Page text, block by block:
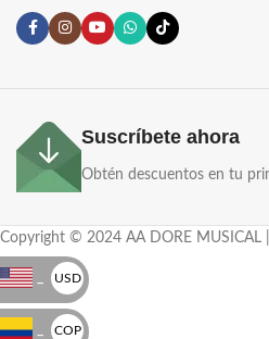
Suscríbete ahora
Obtén descuentos en tu
Copyright © 2024 AA DORE MUSICAL
USD
$
COP